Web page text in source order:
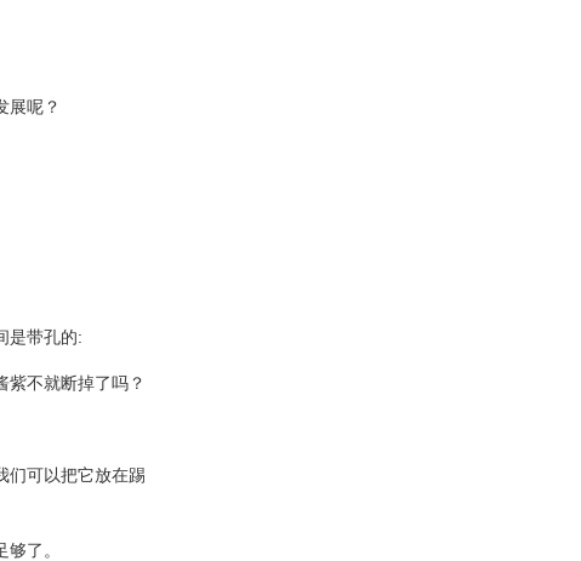
展呢？
是带孔的:
紫不就断掉了吗？
们可以把它放在踢
了。